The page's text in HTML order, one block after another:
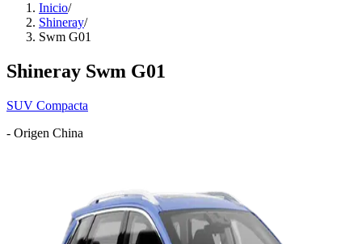
Inicio/
Shineray/
Swm G01
Shineray Swm G01
SUV Compacta
- Origen China